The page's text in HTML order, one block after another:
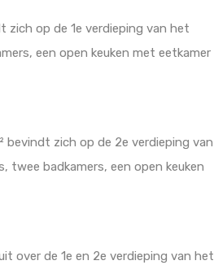
zich op de 1e verdieping van het
een open keuken met eetkamer
bevindt zich op de 2e verdieping van
badkamers, een open keuken
over de 1e en 2e verdieping van het